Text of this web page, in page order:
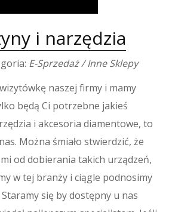
Biżuteria
Dla Dzieci
Wnętrz
Łazienki
Odzież
Sport
RTV, AGD
Dla Zwierząt
Ogród, Rośliny
Chemia
i narzędzia
E-Sprzedaż / Inne Sklepy
naszej firmy i mamy
będą Ci potrzebne jakieś
i akcesoria diamentowe, to
Można śmiało stwierdzić, że
od dobierania takich urządzeń,
w tej branży i ciągle podnosimy
się by dostępny u nas